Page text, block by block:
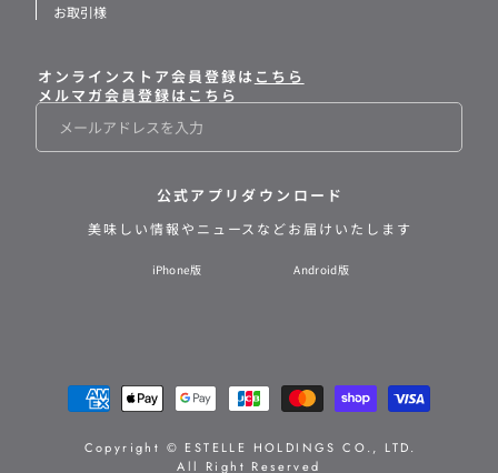
お取引様
オンラインストア会員登録は こちら
メルマガ会員登録はこちら
ー
公式アプリダウンロード
美味しい情報や ニュースなどお届けいたします
iPhone版 Android版
Copyright © ESTELLE HOLDINGS CO., LTD.
All Right Reserved